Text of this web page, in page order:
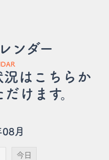
ンダー
はこちらか
けます。
月
今日